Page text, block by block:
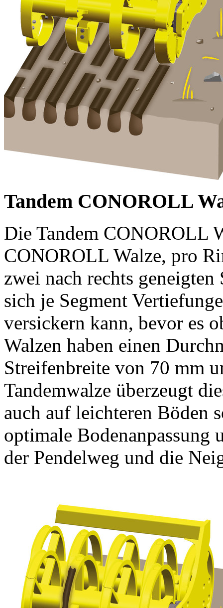
Tandem CONOROLL
Die Tandem CONOROLL
CONOROLL Walze, pro
zwei nach rechts geneigten
sich je Segment
versickern kann, bevor es
Walzen haben einen
Streifenbreite von 70 mm
Tandemwalze überzeugt
auch auf leichteren Böden
optimale Bodenanpassung
der Pendelweg und die